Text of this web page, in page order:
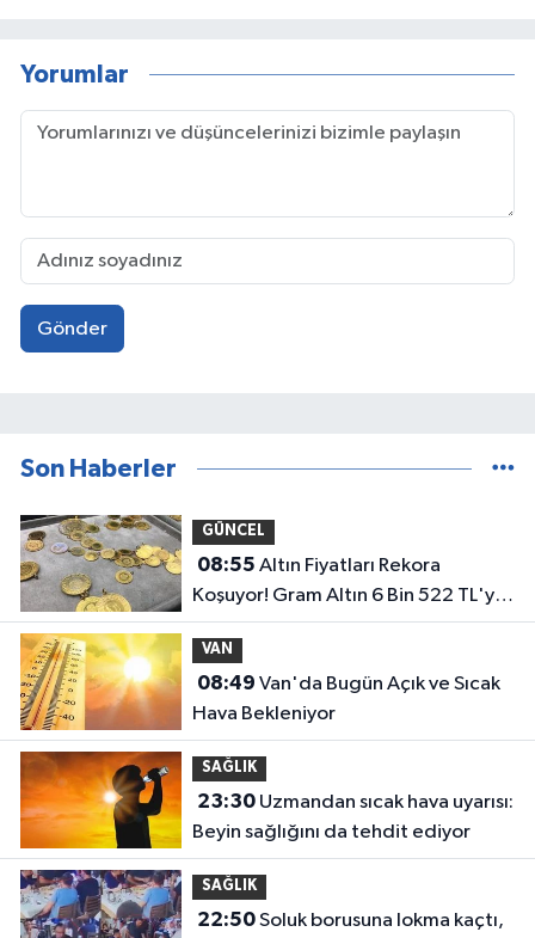
Yorumlar
Gönder
Son Haberler
GÜNCEL
08:55
Koşuyor! Gram Altın 6 Bin 522 TL'yi
Aştı
VAN
08:49
Hava Bekleniyor
SAĞLIK
23:30Uzmandan sıcak hava uyarısı:
Beyin sağlığını da tehdit ediyor
SAĞLIK
22:50Soluk borusuna lokma kaçtı,